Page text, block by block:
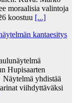
moraalisia valintoja
koostuu [...]
kantaesitys
Hupisaarten
Näytelmä yhdistää
viihdyttäväksi